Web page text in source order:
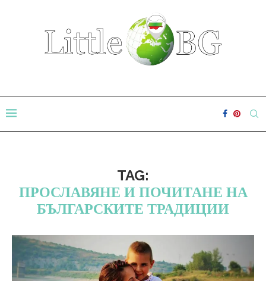
TAG:
ПРОСЛАВЯНЕ И ПОЧИТАНЕ НА
БЪЛГАРСКИТЕ ТРАДИЦИИ